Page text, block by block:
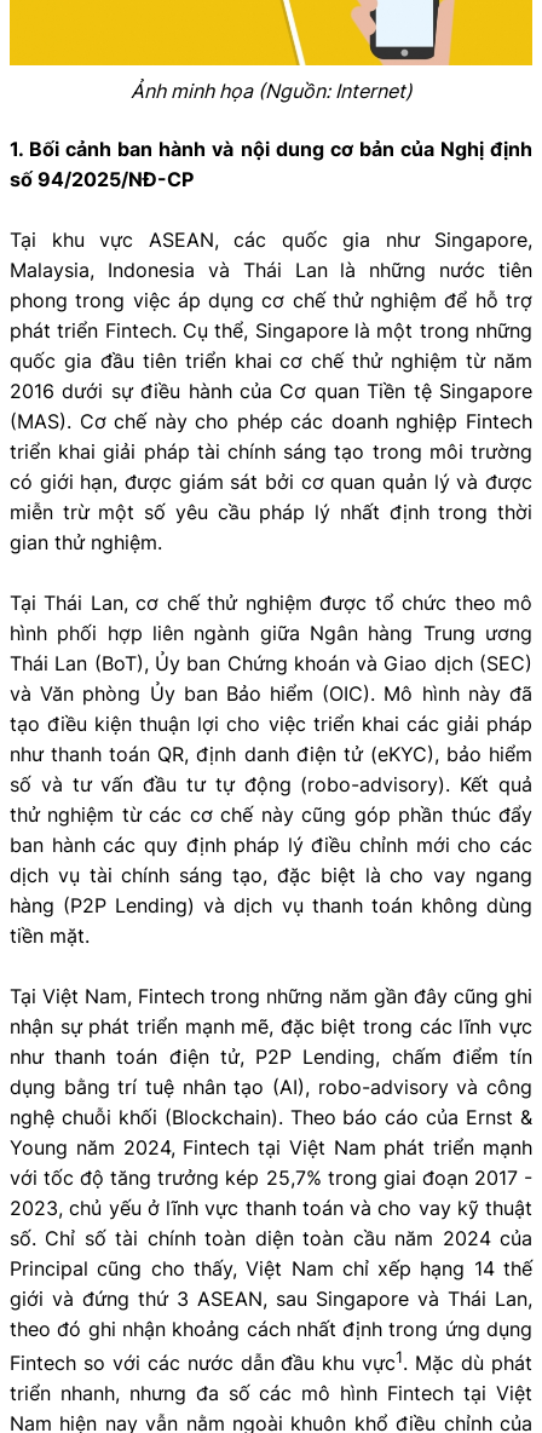
Ảnh minh họa (Nguồn: Internet)
1. Bối cảnh ban hành và nội dung cơ bản của Nghị định
số 94/2025/NĐ-CP
Tại khu vực ASEAN, các quốc gia như Singapore,
Malaysia, Indonesia và Thái Lan là những nước tiên
phong trong việc áp dụng cơ chế thử nghiệm để hỗ trợ
phát triển Fintech. Cụ thể, Singapore là một trong những
quốc gia đầu tiên triển khai cơ chế thử nghiệm từ năm
2016 dưới sự điều hành của Cơ quan Tiền tệ Singapore
(MAS). Cơ chế này cho phép các doanh nghiệp Fintech
triển khai giải pháp tài chính sáng tạo trong môi trường
có giới hạn, được giám sát bởi cơ quan quản lý và được
miễn trừ một số yêu cầu pháp lý nhất định trong thời
gian thử nghiệm.
Tại Thái Lan, cơ chế thử nghiệm được tổ chức theo mô
hình phối hợp liên ngành giữa Ngân hàng Trung ương
Thái Lan (BoT), Ủy ban Chứng khoán và Giao dịch (SEC)
và Văn phòng Ủy ban Bảo hiểm (OIC). Mô hình này đã
tạo điều kiện thuận lợi cho việc triển khai các giải pháp
như thanh toán QR, định danh điện tử (eKYC), bảo hiểm
số và tư vấn đầu tư tự động (robo-advisory). Kết quả
thử nghiệm từ các cơ chế này cũng góp phần thúc đẩy
ban hành các quy định pháp lý điều chỉnh mới cho các
dịch vụ tài chính sáng tạo, đặc biệt là cho vay ngang
hàng (P2P Lending) và dịch vụ thanh toán không dùng
tiền mặt.
Tại Việt Nam, Fintech trong những năm gần đây cũng ghi
nhận sự phát triển mạnh mẽ, đặc biệt trong các lĩnh vực
như thanh toán điện tử, P2P Lending, chấm điểm tín
dụng bằng trí tuệ nhân tạo (AI), robo-advisory và công
nghệ chuỗi khối (Blockchain). Theo báo cáo của Ernst &
Young năm 2024, Fintech tại Việt Nam phát triển mạnh
với tốc độ tăng trưởng kép 25,7% trong giai đoạn 2017 -
2023, chủ yếu ở lĩnh vực thanh toán và cho vay kỹ thuật
số. Chỉ số tài chính toàn diện toàn cầu năm 2024 của
Principal cũng cho thấy, Việt Nam chỉ xếp hạng 14 thế
giới và đứng thứ 3 ASEAN, sau Singapore và Thái Lan,
theo đó ghi nhận khoảng cách nhất định trong ứng dụng
Fintech so với các nước dẫn đầu khu vực1. Mặc dù phát
triển nhanh, nhưng đa số các mô hình Fintech tại Việt
Nam hiện nay vẫn nằm ngoài khuôn khổ điều chỉnh của